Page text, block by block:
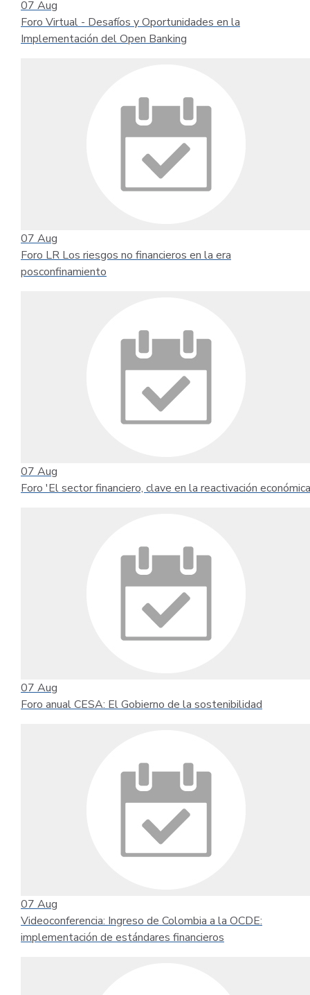
07 Aug
Foro Virtual - Desafíos y Oportunidades en la
Implementación del Open Banking
07 Aug
Foro LR Los riesgos no financieros en la era
posconfinamiento
07 Aug
Foro 'El sector financiero, clave en la reactivación
07 Aug
Foro anual CESA: El Gobierno de la sostenibilidad
07 Aug
Videoconferencia: Ingreso de Colombia a la OCDE:
implementación de estándares financieros